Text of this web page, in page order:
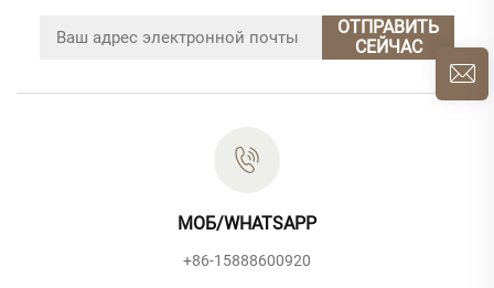
ОТПРАВИТЬ
СЕЙЧАС
МОБ/WHATSAPP
+86-15888600920